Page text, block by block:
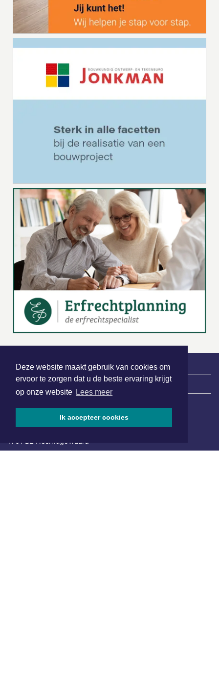
Deze website maakt gebruik van cookies om
ervoor te zorgen dat u de beste ervaring krijgt
op onze website Lees meer
Ik accepteer cookies
| Nieuws | Sport | Evenementen
Hoofdvestiging:
1701 BZ Heerhugowaard